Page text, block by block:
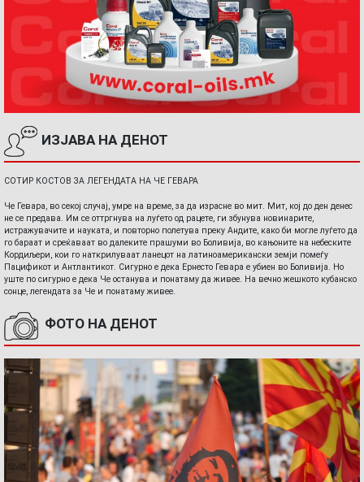
ИЗЈАВА НА ДЕНОТ
СОТИР КОСТОВ ЗА ЛЕГЕНДАТА НА ЧЕ ГЕВАРА
Че Гевара, во секој случај, умре на време, за да израсне во мит. Мит, кој до ден денес
не се предава. Им се оттргнува на луѓето од рацете, ги збунува новинарите,
истражувачите и науката, и повторно полетува преку Андите, како би могле луѓето да
го бараат и среќаваат во далеките прашуми во Боливија, во кањоните на небеските
Кордиљери, кои го наткрилуваат ланецот на латиноамерикански земји помеѓу
Пацификот и Антлантикот. Сигурно е дека Ернесто Гевара е убиен во Боливија. Но
уште по сигурно е дека Че останува и понатаму да живее. На вечно жешкото кубанско
сонце, легендата за Че и понатаму живее.
ФОТО НА ДЕНОТ